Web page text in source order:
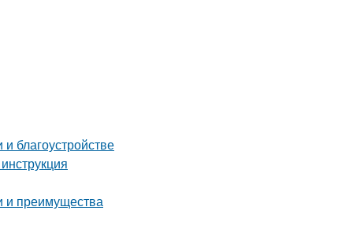
благоустройстве
и преимущества